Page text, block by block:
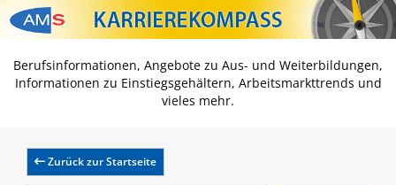
Zum Inhalt springen
Zum Navmenü springen
Zur Suche springen
Zur Footer springen
Berufsinformationen, Angebote zu Aus- und Weiterbildungen,
Informationen zu Einstiegsgehältern, Arbeitsmarkttrends und
vieles mehr.
Zurück zur Startseite